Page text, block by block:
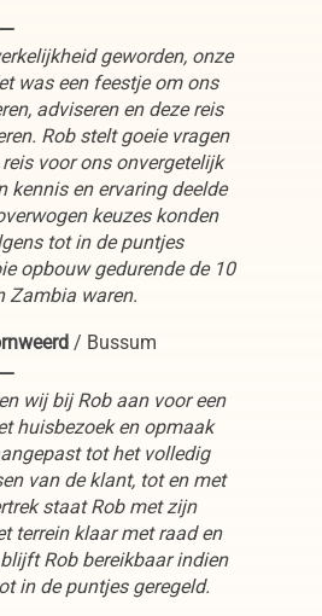
geworden, onze
was een feestje om ons
adviseren en deze reis
Rob stelt goeie vragen
voor ons onvergetelijk
en ervaring deelde
keuzes konden
tot in de puntjes
opbouw gedurende de 10
Zambia waren.
/ Bussum
wij bij Rob aan voor een
huisbezoek en opmaak
tot het volledig
van de klant, tot en met
staat Rob met zijn
terrein klaar met raad en
Rob bereikbaar indien
in de puntjes geregeld.